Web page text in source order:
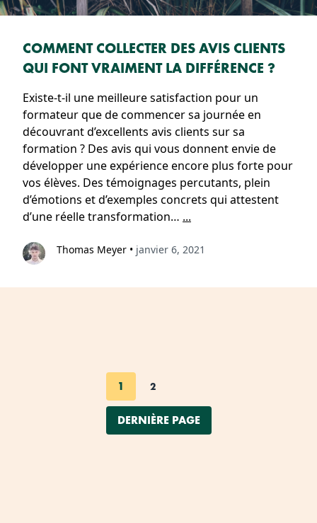
COMMENT COLLECTER DES AVIS CLIENTS
QUI FONT VRAIMENT LA DIFFÉRENCE ?
Existe-t-il une meilleure satisfaction pour un
formateur que de commencer sa journée en
découvrant d’excellents avis clients sur sa
formation ? Des avis qui vous donnent envie de
développer une expérience encore plus forte pour
vos élèves. Des témoignages percutants, plein
d’émotions et d’exemples concrets qui attestent
d’une réelle transformation… ...
Thomas Meyer • janvier 6, 2021
1 2
DERNIÈRE PAGE